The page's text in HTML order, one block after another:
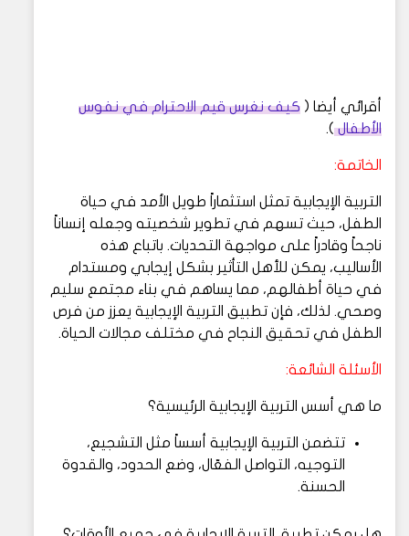
أقرائي أيضا ( كيف نغرس قيم الاحترام في نفوس
الأطفال).
الخاتمة:
التربية الإيجابية تمثل استثماراً طويل الأمد في حياة
الطفل، حيث تسهم في تطوير شخصيته وجعله إنساناً
ناجحاً وقادراً على مواجهة التحديات. باتباع هذه
الأساليب، يمكن للأهل التأثير بشكل إيجابي ومستدام
في حياة أطفالهم، مما يساهم في بناء مجتمع سليم
وصحي. لذلك، فإن تطبيق التربية الإيجابية يعزز من فرص
الطفل في تحقيق النجاح في مختلف مجالات الحياة.
الأسئلة الشائعة:
ما هي أسس التربية الإيجابية الرئيسية؟
تتضمن التربية الإيجابية أسساً مثل التشجيع،
التوجيه، التواصل الفعّال، وضع الحدود، والقدوة
الحسنة.